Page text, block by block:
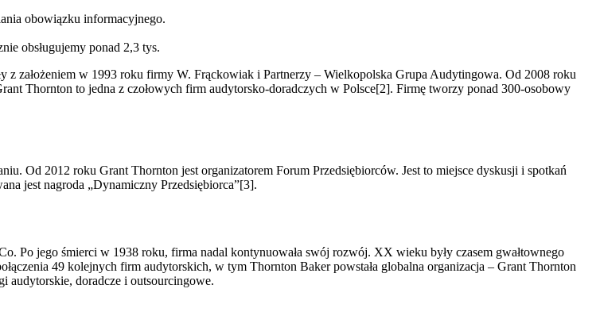
obowiązku informacyjnego.
obsługujemy ponad 2,3 tys.
z założeniem w 1993 roku firmy W. Frąckowiak i Partnerzy – Wielkopolska Grupa Audytingowa. Od 2008 roku
Thornton to jedna z czołowych firm audytorsko-doradczych w Polsce[2]. Firmę tworzy ponad 300-osobowy
Od 2012 roku Grant Thornton jest organizatorem Forum Przedsiębiorców. Jest to miejsce dyskusji i spotkań
jest nagroda „Dynamiczny Przedsiębiorca”[3].
Po jego śmierci w 1938 roku, firma nadal kontynuowała swój rozwój. XX wieku były czasem gwałtownego
49 kolejnych firm audytorskich, w tym Thornton Baker powstała globalna organizacja – Grant Thornton
audytorskie, doradcze i outsourcingowe.